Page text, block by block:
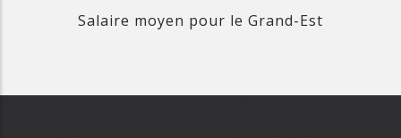
Salaire moyen pour le Grand-Est